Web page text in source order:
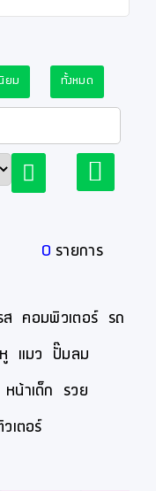
ยม ทั้งหมด
0 รายการ
ส คอมพิวเตอร์ รถ
แมว ปั๊มลม
หน้าเด็ก รวย
เตอร์